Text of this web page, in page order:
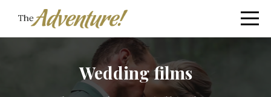
Wedding films